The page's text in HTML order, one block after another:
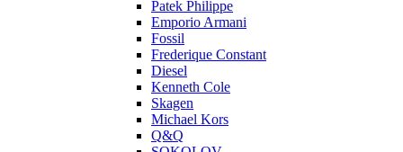
Patek Philippe
Emporio Armani
Fossil
Frederique Constant
Diesel
Kenneth Cole
Skagen
Michael Kors
Q&Q